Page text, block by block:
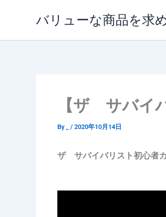
バリューな商品を求
【ザ サバイ
By / 2020年10月14日
ザ サバイバリスト初心者